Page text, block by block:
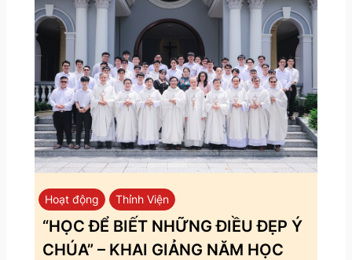
Hoạt động Thỉnh Viện
“HỌC ĐỂ BIẾT NHỮNG ĐIỀU ĐẸP Ý
CHÚA” – KHAI GIẢNG NĂM HỌC